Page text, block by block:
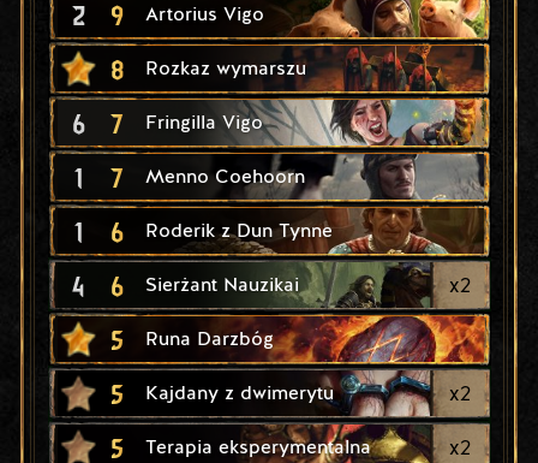
2 9 Artorius Vigo
8 Rozkaz wymarszu
6 7 Fringilla Vigo
1 7 Menno Coehoorn
1 6 Roderik z Dun Tynne
4 6 Sierżant Nauzikai x2
5 Runa Darzbóg
5 Kajdany z dwimerytu x2
5 Terapia eksperymentalna x2